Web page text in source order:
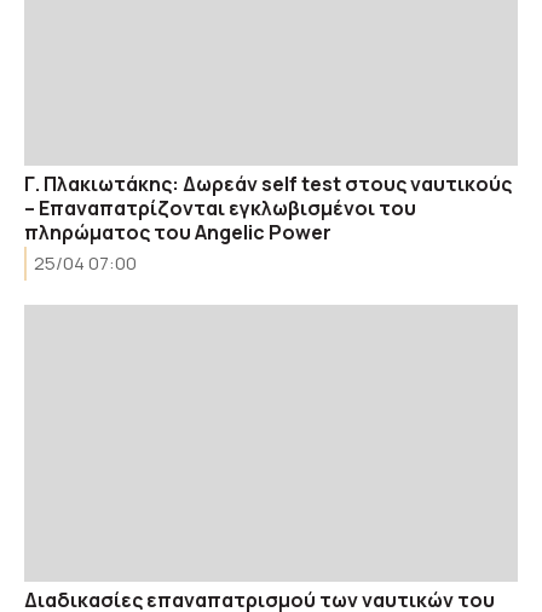
Γ. Πλακιωτάκης: Δωρεάν self test στους ναυτικούς
– Επαναπατρίζονται εγκλωβισμένοι του
πληρώματος του Angelic Power
25/04 07:00
Διαδικασίες επαναπατρισμού των ναυτικών του